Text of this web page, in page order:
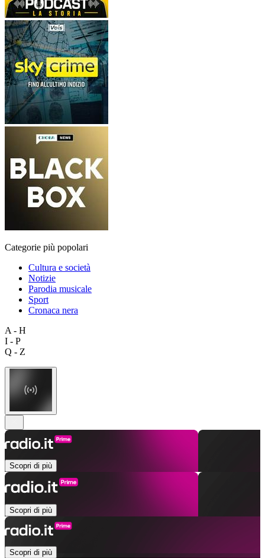
Categorie più popolari
Cultura e società
Notizie
Parodia musicale
Sport
Cronaca nera
A - H
I - P
Q - Z
Scopri di più
Scopri di più
Scopri di più